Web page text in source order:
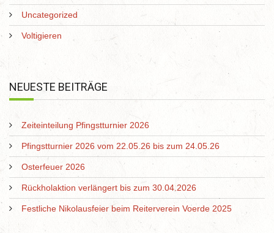
Uncategorized
Voltigieren
NEUESTE BEITRÄGE
Zeiteinteilung Pfingstturnier 2026
Pfingstturnier 2026 vom 22.05.26 bis zum 24.05.26
Osterfeuer 2026
Rückholaktion verlängert bis zum 30.04.2026
Festliche Nikolausfeier beim Reiterverein Voerde 2025